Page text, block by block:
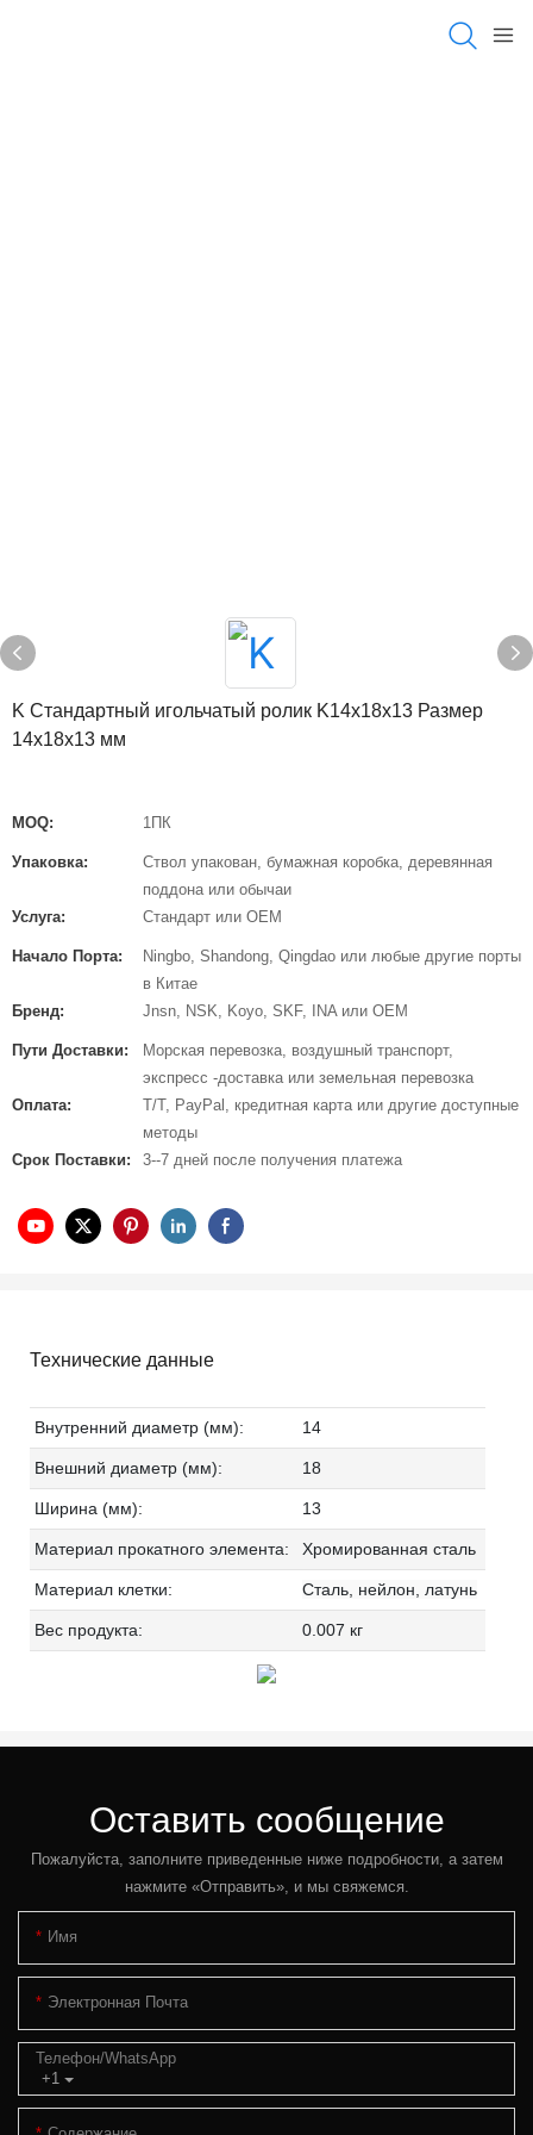
K Стандартный игольчатый ролик K14x18x13 Размер
14x18x13 мм
MOQ: 1ПК
Упаковка:
Ствол упакован, бумажная коробка, деревянная
поддона или обычаи
Услуга:
Стандарт или OEM
Начало Порта:
Ningbo, Shandong, Qingdao или любые другие порты
в Китае
Бренд:
Jnsn, NSK, Koyo, SKF, INA или OEM
Пути Доставки:
Морская перевозка, воздушный транспорт,
экспресс -доставка или земельная перевозка
Оплата:
T/T, PayPal, кредитная карта или другие доступные
методы
Срок Поставки:
3--7 дней после получения платежа
Технические данные
Внутренний диаметр (мм): 14
Внешний диаметр (мм): 18
Ширина (мм): 13
Материал прокатного элемента: Хромированная сталь
Материал клетки: Сталь, нейлон, латунь
Вес продукта: 0.007 кг
Оставить сообщение
Пожалуйста, заполните приведенные ниже подробности, а затем
нажмите «Отправить», и мы свяжемся.
Имя
Электронная Почта
+1
Телефон/WhatsApp